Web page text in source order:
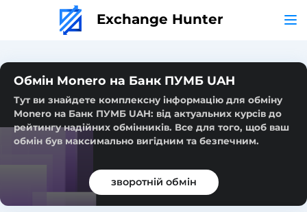
Exchange Hunter
Обмін Monero на Банк ПУМБ UAH
Тут ви знайдете комплексну інформацію для обміну
Monero на Банк ПУМБ UAH: від актуальних курсів до
рейтингу надійних обмінників. Все для того, щоб ваш
обмін був максимально вигідним та безпечним.
зворотній обмін